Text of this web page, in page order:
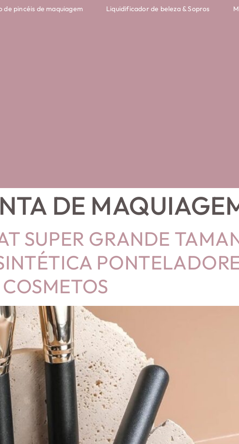
de pincéis de maquiagem Liquidificador de beleza & Sopros
DE
SUPER GRANDE